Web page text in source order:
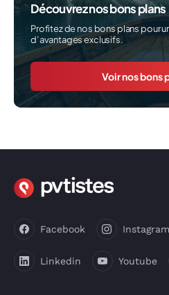
Découvrez nos bons plans
Profitez de nos bons plans pour
d’avantages exclusifs.
Voir nos bons
Facebook Instagram
Linkedin Youtube